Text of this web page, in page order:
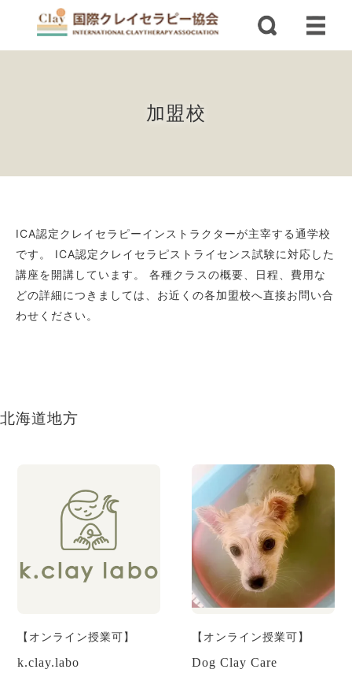
加盟校
ICA認定クレイセラピーインストラクターが主宰する通学校
です。 ICA認定クレイセラピストライセンス試験に対応した
講座を開講しています。 各種クラスの概要、日程、費用な
どの詳細につきましては、お近くの各加盟校へ直接お問い合
わせください。
北海道地方
【オンライン授業可】
k.clay.labo
【オンライン授業可】
Dog Clay Care